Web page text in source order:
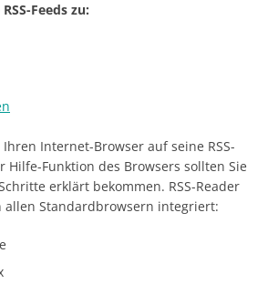
Feeds zu:
Internet-Browser auf seine RSS-
Hilfe-Funktion des Browsers sollten Sie
erklärt bekommen. RSS-Reader
allen Standardbrowsern integriert: